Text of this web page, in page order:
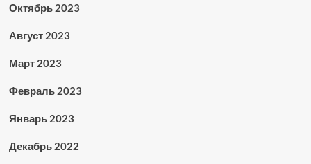
Октябрь 2023
Август 2023
Март 2023
Февраль 2023
Январь 2023
Декабрь 2022